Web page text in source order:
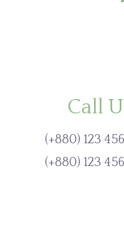
Call
(+880) 123
(+880) 123